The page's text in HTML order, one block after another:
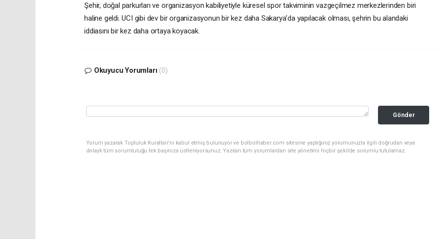
Şehir, doğal parkurları ve organizasyon kabiliyetiyle küresel spor takviminin vazgeçilmez merkezlerinden biri
haline geldi. UCI gibi dev bir organizasyonun bir kez daha Sakarya’da yapılacak olması, şehrin bu alandaki
iddiasını bir kez daha ortaya koyacak.
Okuyucu Yorumları (0)
Gönder
Yorum yazarak Topluluk Kuralları’nı kabul etmiş bulunuyor ve bolbolhaber.com sitesine yaptığınız yorumunuzla ilgili doğrudan veya
dolaylı tüm sorumluluğu tek başınıza üstleniyorsunuz. Yazılan tüm yorumlardan site yönetimi hiçbir şekilde sorumlu tutulamaz.